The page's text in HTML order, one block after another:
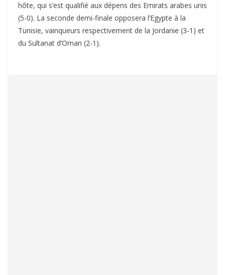
hôte, qui s’est qualifié aux dépens des Emirats arabes unis
(5-0). La seconde demi-finale opposera l’Egypte à la
Tunisie, vainqueurs respectivement de la Jordanie (3-1) et
du Sultanat d’Oman (2-1).